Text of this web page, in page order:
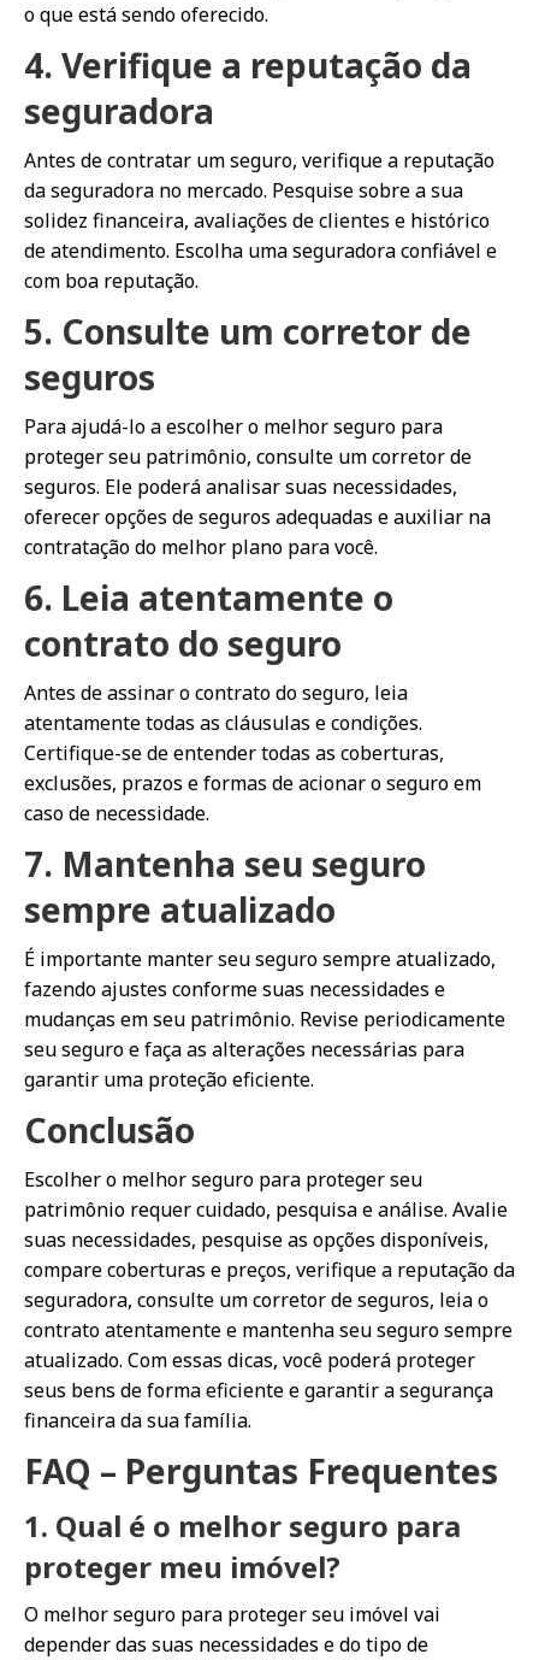
o que está sendo oferecido.
4. Verifique a reputação da
seguradora
Antes de contratar um seguro, verifique a reputação
da seguradora no mercado. Pesquise sobre a sua
solidez financeira, avaliações de clientes e histórico
de atendimento. Escolha uma seguradora confiável e
com boa reputação.
5. Consulte um corretor de
seguros
Para ajudá-lo a escolher o melhor seguro para
proteger seu patrimônio, consulte um corretor de
seguros. Ele poderá analisar suas necessidades,
oferecer opções de seguros adequadas e auxiliar na
contratação do melhor plano para você.
6. Leia atentamente o
contrato do seguro
Antes de assinar o contrato do seguro, leia
atentamente todas as cláusulas e condições.
Certifique-se de entender todas as coberturas,
exclusões, prazos e formas de acionar o seguro em
caso de necessidade.
7. Mantenha seu seguro
sempre atualizado
É importante manter seu seguro sempre atualizado,
fazendo ajustes conforme suas necessidades e
mudanças em seu patrimônio. Revise periodicamente
seu seguro e faça as alterações necessárias para
garantir uma proteção eficiente.
Conclusão
Escolher o melhor seguro para proteger seu
patrimônio requer cuidado, pesquisa e análise. Avalie
suas necessidades, pesquise as opções disponíveis,
compare coberturas e preços, verifique a reputação da
seguradora, consulte um corretor de seguros, leia o
contrato atentamente e mantenha seu seguro sempre
atualizado. Com essas dicas, você poderá proteger
seus bens de forma eficiente e garantir a segurança
financeira da sua família.
FAQ – Perguntas Frequentes
1. Qual é o melhor seguro para
proteger meu imóvel?
O melhor seguro para proteger seu imóvel vai
depender das suas necessidades e do tipo de